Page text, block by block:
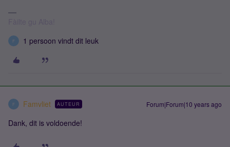
F 1 persoon vindt dit leuk
F Famvliet AUTEUR Forum|Forum|10 years ago
Dank, dit is voldoende!